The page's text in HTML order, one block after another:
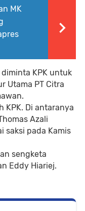
MK
KPK untuk
Utama PT Citra
KPK. Di antaranya
Azali
saksi pada Kamis
sengketa
Eddy Hiariej.